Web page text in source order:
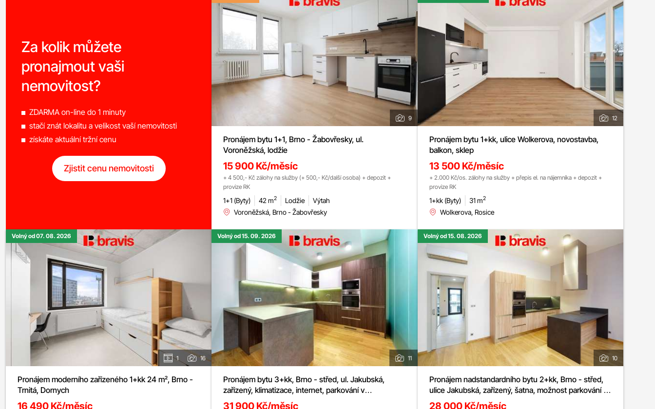
Za kolik můžete
pronajmout vaši
nemovitost?
ZDARMA on-line do 1 minuty
stačí znát lokalitu a velikost vaší nemovitosti
získáte aktuální tržní cenu
Zjistit cenu nemovitosti
9
Pronájem bytu 1+1, Brno - Žabovřesky, ul.
Voroněžská, lodžie
15 900 Kč/měsíc
+ 4 500,- Kč zálohy na služby (+ 500,- Kč/další osoba) + depozit +
provize RK
1+1 (Byty) 42 m2 Lodžie
Výtah
Voroněžská, Brno - Žabovřesky
12
Pronájem bytu 1+kk, ulice Wolkerova, novostavba,
balkon, sklep
13 500 Kč/měsíc
+ 2.000 Kč/os. zálohy na služby + přepis el. na nájemníka + depozit +
provize RK
1+kk (Byty) 31 m2
Wolkerova, Rosice
Volný od 07. 08. 2026
1 16
Pronájem moderního zařízeného 1+kk 24 m², Brno -
Trnitá, Dornych
16 490 Kč/měsíc
Volný od 15. 09. 2026
11
Pronájem bytu 3+kk, Brno - střed, ul. Jakubská,
zařízený, klimatizace, internet, parkování v
podzemních garážích
31 900 Kč/měsíc
Volný od 15. 08. 2026
10
Pronájem nadstandardního bytu 2+kk, Brno - střed,
ulice Jakubská, zařízený, šatna, možnost parkování v
podzemních garážích
28 000 Kč/měsíc